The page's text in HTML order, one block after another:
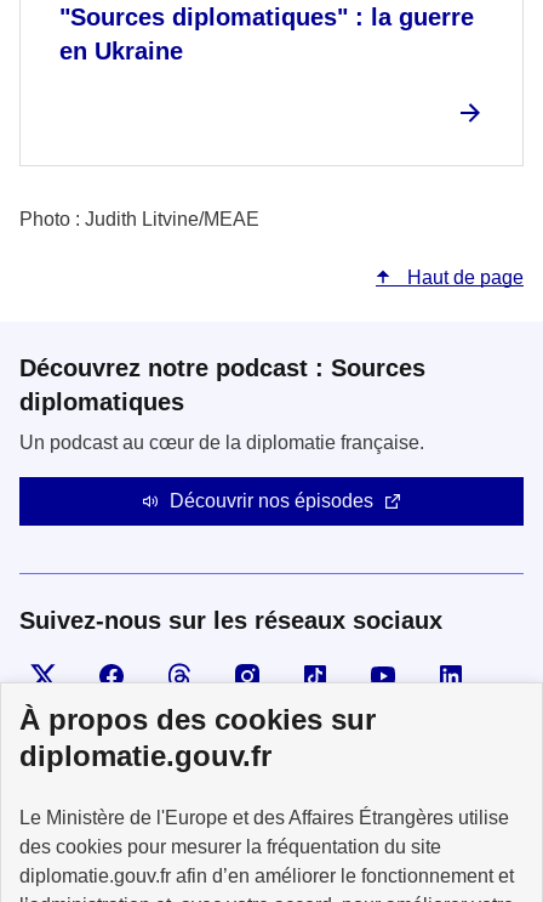
À propos des cookies sur
diplomatie.gouv.fr
Le Ministère de l'Europe et des Affaires Étrangères utilise
des cookies pour mesurer la fréquentation du site
diplomatie.gouv.fr afin d’en améliorer le fonctionnement et
"Sources diplomatiques" : la guerre
en Ukraine
Photo : Judith Litvine/MEAE
Haut de page
Découvrez notre podcast : Sources
diplomatiques
Un podcast au cœur de la diplomatie française.
Découvrir nos épisodes
Suivez-nous sur les réseaux sociaux
Visiter la page XSuivez-nous sur Facebook
Visiter le compte Threads
Visiter le compte Instagram
Visiter le compte TikTok
Visiter le
MINISTÈRE
DE L'EUROPE
ET DES AFFAIRES
ÉTRANGÈRES